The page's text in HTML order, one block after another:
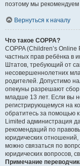
поэтому мы рекомендуем
Вернуться к началу
Что такое COPPA?
COPPA (Children’s
частных прав ребёнка в
Штатов, требующий от
несовершеннолетних
родителей. Допустимо
опекуны разрешают
младше 13 лет. Если вы
регистрирующемуся на
обратитесь за помощью
Limited администрация
рекомендаций по
юридических отношений,
можно связаться по
юридических вопросов,
Примечание